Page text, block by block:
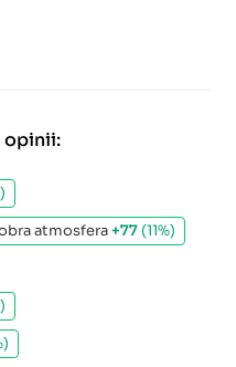
opinii:
atmosfera+77 (11%)